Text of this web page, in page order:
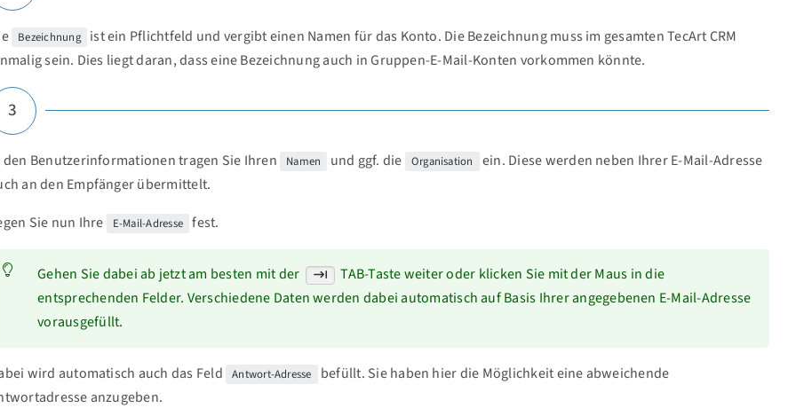
Bezeichnung
ist ein Pflichtfeld und vergibt einen Namen für das Konto. Die Bezeichnung muss im gesamten TecArt CRM
sein. Dies liegt daran, dass eine Bezeichnung auch in Gruppen-E-Mail-Konten vorkommen könnte.
3
den Benutzerinformationen tragen Sie Ihren Namen und ggf. die Organisation
ein. Diese werden neben Ihrer E-Mail-Adresse
an den Empfänger übermittelt.
Sie nun Ihre
E-Mail-Adresse fest.
Gehen Sie dabei ab jetzt am besten mit der
TAB-Taste weiter oder klicken Sie mit der Maus in die
entsprechenden Felder. Verschiedene Daten werden dabei automatisch auf Basis Ihrer angegebenen E-Mail-Adresse
vorausgefüllt.
wird automatisch auch das Feld Antwort-Adresse
befüllt. Sie haben hier die Möglichkeit eine abweichende
anzugeben.